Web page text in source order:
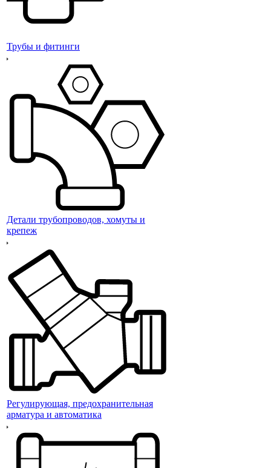
Трубы и фитинги
Детали трубопроводов, хомуты и
крепеж
Регулирующая, предохранительная
арматура и автоматика